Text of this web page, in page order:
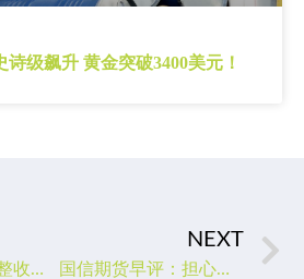
级飙升 黄金突破3400美元！
日本央行缘何调整收益率曲线控制的货币政策
NEXT
国信期货早评：担心美联储可能继续加息，油价大幅回调